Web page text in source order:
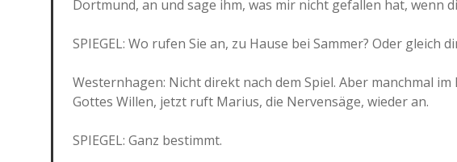
Dortmund, an und sage ihm, was mir nicht gefallen hat, wenn
SPIEGEL: Wo rufen Sie an, zu Hause bei Sammer? Oder gleich
Westernhagen: Nicht direkt nach dem Spiel. Aber manchmal
Gottes Willen, jetzt ruft Marius, die Nervensäge, wieder an.
SPIEGEL: Ganz bestimmt.